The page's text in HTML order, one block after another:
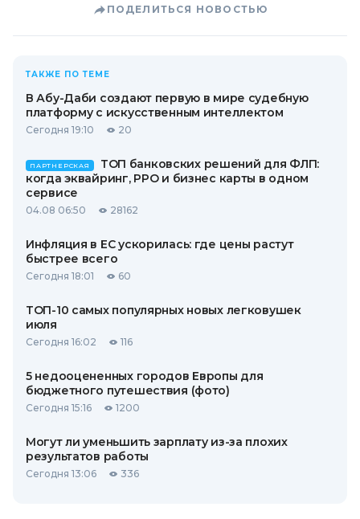
ПОДЕЛИТЬСЯ НОВОСТЬЮ
ТАКЖЕ ПО ТЕМЕ
В Абу-Даби создают первую в мире судебную
платформу с искусственным интеллектом
Сегодня 19:10 20
ПАРТНЕРСКАЯ
ТОП банковских решений для ФЛП:
когда эквайринг, РРО и бизнес карты в одном
сервисе
04.08 06:50 28162
Инфляция в ЕС ускорилась: где цены растут
быстрее всего
Сегодня 18:01 60
ТОП-10 самых популярных новых легковушек
июля
Сегодня 16:02 116
5 недооцененных городов Европы для
бюджетного путешествия (фото)
Сегодня 15:16 1200
Могут ли уменьшить зарплату из-за плохих
результатов работы
Сегодня 13:06 336